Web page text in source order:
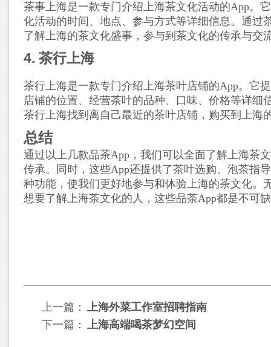
茶事上海是一款专门介绍上海茶文化活动的App。
化活动的时间、地点、参与方式等详细信息。通过
了解上海的茶文化盛事，参与到茶文化的传承与交
4. 茶行上海
茶行上海是一款专门介绍上海茶叶店铺的App。它
店铺的位置、经营茶叶的品种、口味、价格等详细
茶行上海找到离自己最近的茶叶店铺，购买到上海
总结
通过以上几款品茶App，我们可以全面了解上海茶
传承。同时，这些App还提供了茶叶选购、泡茶指
种功能，使我们更好地参与和体验上海的茶文化。
想要了解上海茶文化的人，这些品茶App都是不可
上一篇： 上海外菜工作室招聘指南
下一篇： 上海高端喝茶梦幻空间